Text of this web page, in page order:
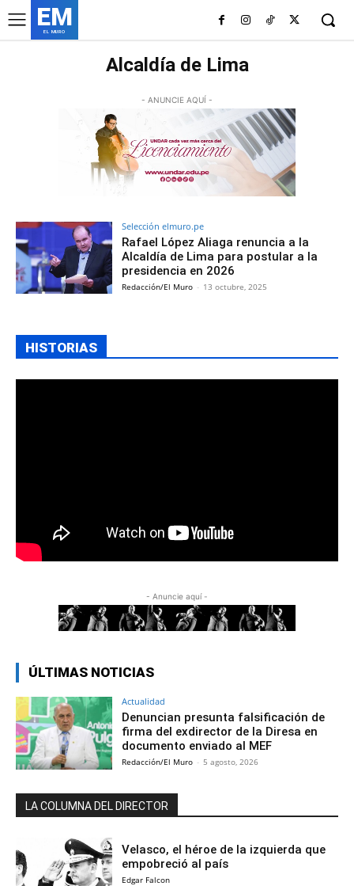
EM
EL MURO
Alcaldía de Lima
- ANUNCIE AQUÍ -
Selección elmuro.pe
Rafael López Aliaga renuncia a la
Alcaldía de Lima para postular a la
presidencia en 2026
Redacción/El Muro - 13 octubre, 2025
HISTORIAS
- Anuncie aquí -
ÚLTIMAS NOTICIAS
Actualidad
Denuncian presunta falsificación de
firma del exdirector de la Diresa en
documento enviado al MEF
Redacción/El Muro - 5 agosto, 2026
LA COLUMNA DEL DIRECTOR
Velasco, el héroe de la izquierda que
empobreció al país
Edgar Falcon